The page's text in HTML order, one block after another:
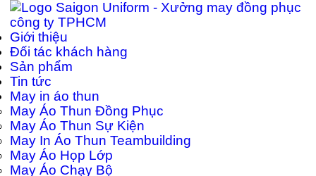
Giới thiệu
Đối tác khách hàng
Sản phẩm
Tin tức
May in áo thun
May Áo Thun Đồng Phục
May Áo Thun Sự Kiện
May In Áo Thun Teambuilding
May Áo Họp Lớp
May Áo Chạy Bộ